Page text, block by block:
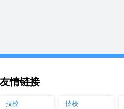
友情链接
技校 技校